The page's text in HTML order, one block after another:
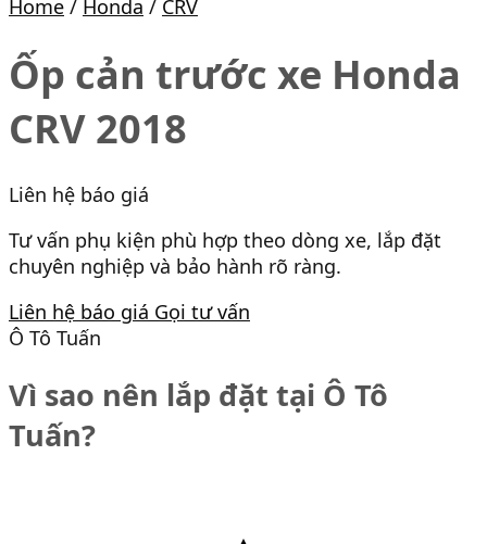
Home / Honda / CRV
Ốp cản trước xe Honda
CRV 2018
Liên hệ báo giá
Tư vấn phụ kiện phù hợp theo dòng xe, lắp đặt
chuyên nghiệp và bảo hành rõ ràng.
Liên hệ báo giá Gọi tư vấn
Ô Tô Tuấn
Vì sao nên lắp đặt tại Ô Tô
Tuấn?